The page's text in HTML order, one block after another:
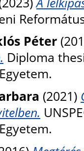
Péter
Diploma
(2021)